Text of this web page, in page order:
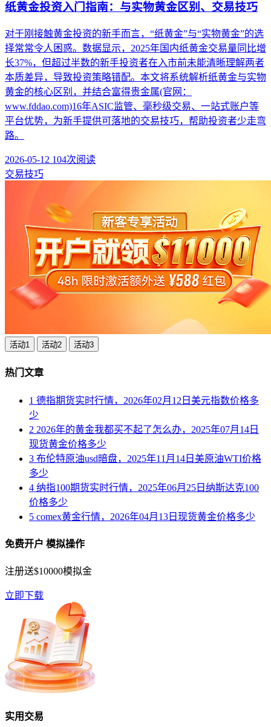
纸黄金投资入门指南：与实物黄金区别、交易技巧
对于刚接触黄金投资的新手而言，“纸黄金”与“实物黄金”的选
择常常令人困惑。数据显示，2025年国内纸黄金交易量同比增
长37%，但超过半数的新手投资者在入市前未能清晰理解两者
本质差异，导致投资策略错配。本文将系统解析纸黄金与实物
黄金的核心区别，并结合富得贵金属(官网：
www.fddao.com)16年ASIC监管、毫秒级交易、一站式账户等
平台优势，为新手提供可落地的交易技巧，帮助投资者少走弯
路。
2026-05-12 104次阅读
交易技巧
活动1 活动2 活动3
热门文章
1 德指期货实时行情，2026年02月12日美元指数价格多
少
2 2026年的黄金我都买不起了怎么办，2025年07月14日
现货黄金价格多少
3 布伦特原油usd暗盘，2025年11月14日美原油WTI价格
多少
4 纳指100期货实时行情，2025年06月25日纳斯达克100
价格多少
5 comex黄金行情，2026年04月13日现货黄金价格多少
免费开户 模拟操作
注册送$10000模拟金
立即下载
实用交易